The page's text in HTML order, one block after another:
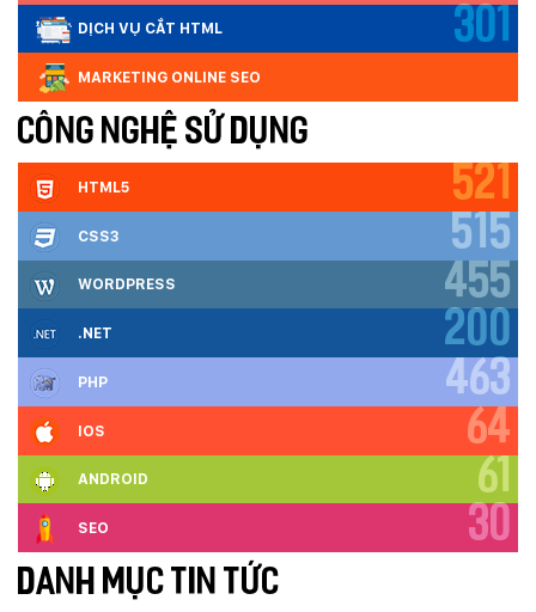
DỊCH VỤ CẮT HTML 301
MARKETING ONLINE SEO
CÔNG NGHỆ SỬ DỤNG
HTML5 521
CSS3 515
WORDPRESS 455
.NET 200
PHP 463
IOS 64
ANDROID 61
SEO 30
DANH MỤC TIN TỨC